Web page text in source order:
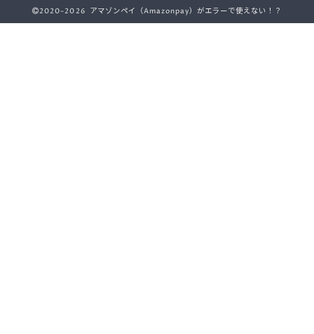
2020–2026 アマゾンペイ（Amazonpay）がエラーで使えない！？